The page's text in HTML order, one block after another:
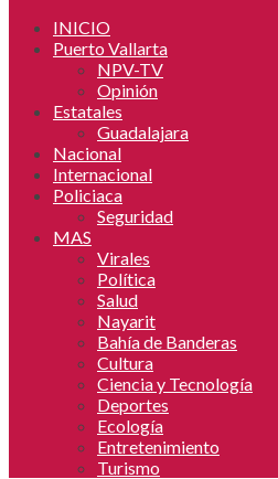
INICIO
Puerto Vallarta
NPV-TV
Opinión
Estatales
Guadalajara
Nacional
Internacional
Policiaca
Seguridad
MAS
Virales
Política
Salud
Nayarit
Bahía de Banderas
Cultura
Ciencia y Tecnología
Deportes
Ecología
Entretenimiento
Turismo